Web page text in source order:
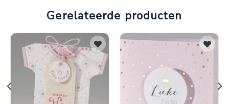
Gerelateerde producten